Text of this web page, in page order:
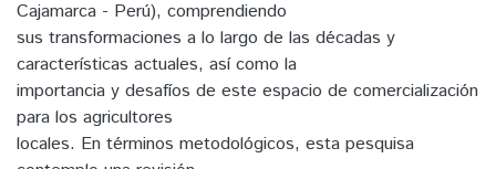
Cajamarca - Perú), comprendiendo
sus transformaciones a lo largo de las décadas y
características actuales, así como la
importancia y desafíos de este espacio de comercialización
para los agricultores
locales. En términos metodológicos, esta pesquisa